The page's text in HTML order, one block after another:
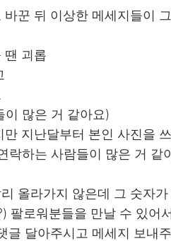
바꾼 뒤 이상한 메세지들이
땐 괴롭
이 많은 거 같아요)
만 지난달부터 본인 사진을
락하는 사람들이 많은 거 같
올라가지 않은데 그 숫자
팔로워분들을 만날 수 있어
글 달아주시고 메세지 보내